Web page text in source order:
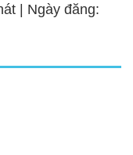
| Ngày đăng: